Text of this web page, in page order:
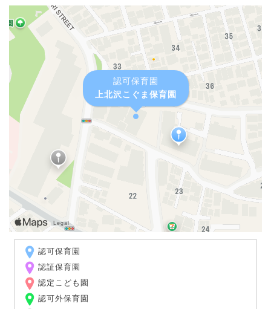
認可保育園
上北沢こぐま保育園
認可保育園
認証保育園
認定こども園
認可外保育園